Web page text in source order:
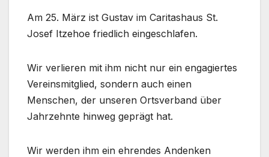
Am 25. März ist Gustav im Caritashaus St.
Josef Itzehoe friedlich eingeschlafen.
Wir verlieren mit ihm nicht nur ein engagiertes
Vereinsmitglied, sondern auch einen
Menschen, der unseren Ortsverband über
Jahrzehnte hinweg geprägt hat.
Wir werden ihm ein ehrendes Andenken